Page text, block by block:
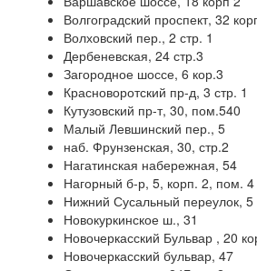
Волгоградский проспект, 32
Волховский пер., 2 стр. 1
Дербеневская, 24 стр.3
Загородное шоссе, 6 кор.3
Красноворотский пр-д, 3 стр. 1
Кутузовский пр-т, 30, пом.540
Малый Левшинский пер., 5
наб. Фрунзенская, 30, стр.2
Нагатинская набережная, 54
Нагорный б-р, 5, корп. 2, пом. 4
Нижний Сусальный переулок,
Новокуркинское ш., 31
Новочеркасский Бульвар , 20
Новочеркасский бульвар, 47